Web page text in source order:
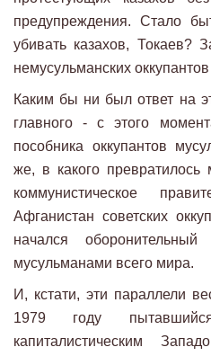
предупреждения. Стало
убивать казахов, Токаев?
немусульманских
Каким бы ни был ответ на
главного - с этого
пособника оккупантов
же, в какого превратилось
коммунистическое
Афганистан советских
начался
мусульманами всего мира.
И, кстати, эти параллели
1979 году
капиталистическим